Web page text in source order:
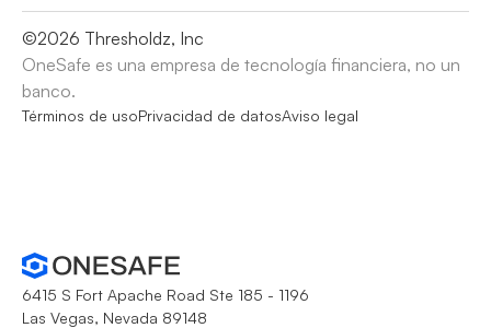
©2026 Thresholdz, Inc
OneSafe es una empresa de tecnología financiera, no un
banco.
Términos de usoPrivacidad de datosAviso legal
6415 S Fort Apache Road Ste 185 - 1196
Las Vegas, Nevada 89148